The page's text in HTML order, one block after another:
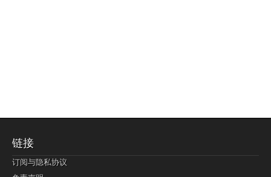
链接
订阅与隐私协议